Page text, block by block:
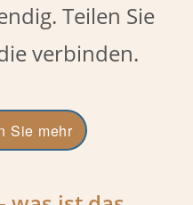
Teilen Sie
verbinden.
Sie mehr